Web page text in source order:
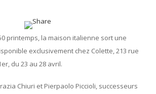
printemps, la maison italienne sort une
exclusivement chez Colette, 213 rue
du 23 au 28 avril.
Chiuri et Pierpaolo Piccioli, successeurs